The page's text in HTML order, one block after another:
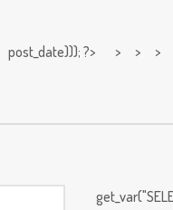
post_date))); ?> > > >